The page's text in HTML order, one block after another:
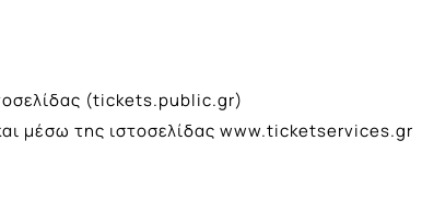
(tickets.public.gr)
μέσω της ιστοσελίδας www.ticketservices.gr